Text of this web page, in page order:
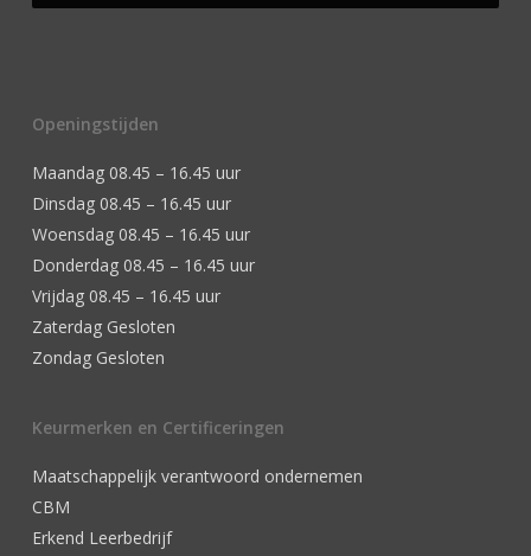
Openingstijden
Maandag 08.45 – 16.45 uur
Dinsdag 08.45 – 16.45 uur
Woensdag 08.45 – 16.45 uur
Donderdag 08.45 – 16.45 uur
Vrijdag 08.45 – 16.45 uur
Zaterdag Gesloten
Zondag Gesloten
Keurmerken en Certificeringen
Maatschappelijk verantwoord ondernemen
CBM
Erkend Leerbedrijf